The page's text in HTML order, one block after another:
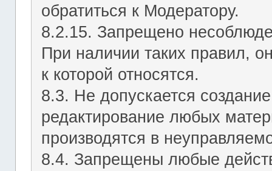
обратиться к Модератору.
8.2.15. Запрещено
При наличии таких правил,
к которой относятся.
8.3. Не допускается
редактирование любых
производятся в
8.4. Запрещены любые